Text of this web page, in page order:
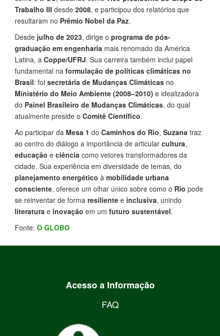
Trabalho III desde 2008, e participou dos relatórios que
resultaram no Prêmio Nobel da Paz.
Desde julho de 2023, dirige o programa de pós-
graduação em engenharia mais renomado da América
Latina, a Coppe/UFRJ. Sua carreira também inclui papel
fundamental na formulação de políticas climáticas no
Brasil: foi secretária de Mudanças Climáticas no
Ministério do Meio Ambiente (2008–2010) e idealizadora
do Painel Brasileiro de Mudanças Climáticas, do qual
atualmente preside o Comitê Científico.
Ao participar da Mesa 1 do Caminhos do Rio, Suzana traz
ao centro do diálogo a importância de articular cultura,
educação e ciência como vetores transformadores da
cidade. Sua experiência em diversidade de temas, do
planejamento energético à mobilidade urbana
consciente, oferece um olhar único sobre como o Rio pode
se reinventar de forma resiliente e inclusiva, unindo
literatura e inovação em um futuro sustentável.
Fonte: O GLOBO
Acesso a Informação
FAQ